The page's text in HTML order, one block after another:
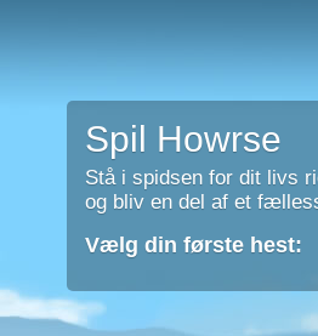
Spil Howrse
Stå i spidsen for dit livs
og bliv en del af et
Vælg din første hest: